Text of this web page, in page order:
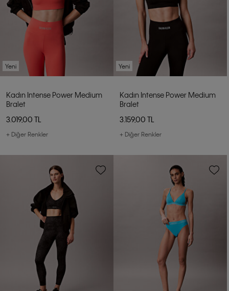
Yeni
Kadın Intense Power Medium
Bralet
3.019,00 TL
+ Diğer Renkler
Yeni
Kadın Intense Power Medium
Bralet
3.159,00 TL
+ Diğer Renkler